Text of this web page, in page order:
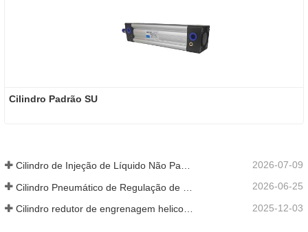
Cilindro Padrão SU
Cilindro de Injeção de Líquido Não Padrão Personalizado de Grau Alimentar 2026-07-09
2026-06-25
2025-12-03